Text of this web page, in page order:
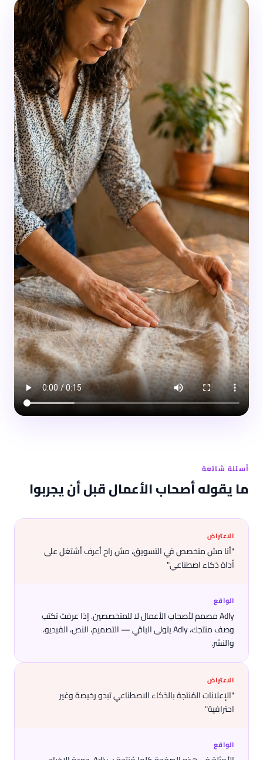
أسئلة شائعة
ما يقوله أصحاب الأعمال قبل أن يجربوا
الاعتراض
"أنا مش متخصص في التسويق، مش راح أعرف أشتغل على
أداة ذكاء اصطناعي"
الواقع
Adly مصمم لأصحاب الأعمال لا للمتخصصين. إذا عرفت تكتب
وصف منتجك، Adly يتولى الباقي — التصميم، النص، الفيديو،
والنشر.
الاعتراض
"الإعلانات المُنتجة بالذكاء الاصطناعي تبدو رخيصة وغير
احترافية"
الواقع